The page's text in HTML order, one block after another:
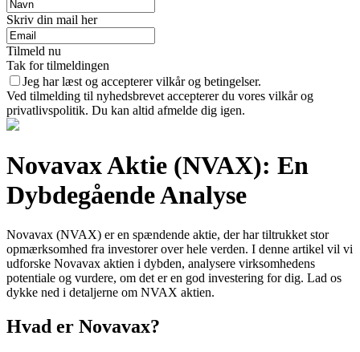
Skriv din mail her
Tilmeld nu
Tak for tilmeldingen
Jeg har læst og accepterer vilkår og betingelser.
Ved tilmelding til nyhedsbrevet accepterer du vores vilkår og
privatlivspolitik. Du kan altid afmelde dig igen.
Novavax Aktie (NVAX): En
Dybdegående Analyse
Novavax (NVAX) er en spændende aktie, der har tiltrukket stor
opmærksomhed fra investorer over hele verden. I denne artikel vil vi
udforske Novavax aktien i dybden, analysere virksomhedens
potentiale og vurdere, om det er en god investering for dig. Lad os
dykke ned i detaljerne om NVAX aktien.
Hvad er Novavax?